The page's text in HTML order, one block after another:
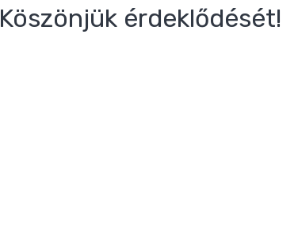
Köszönjük érdeklődését!